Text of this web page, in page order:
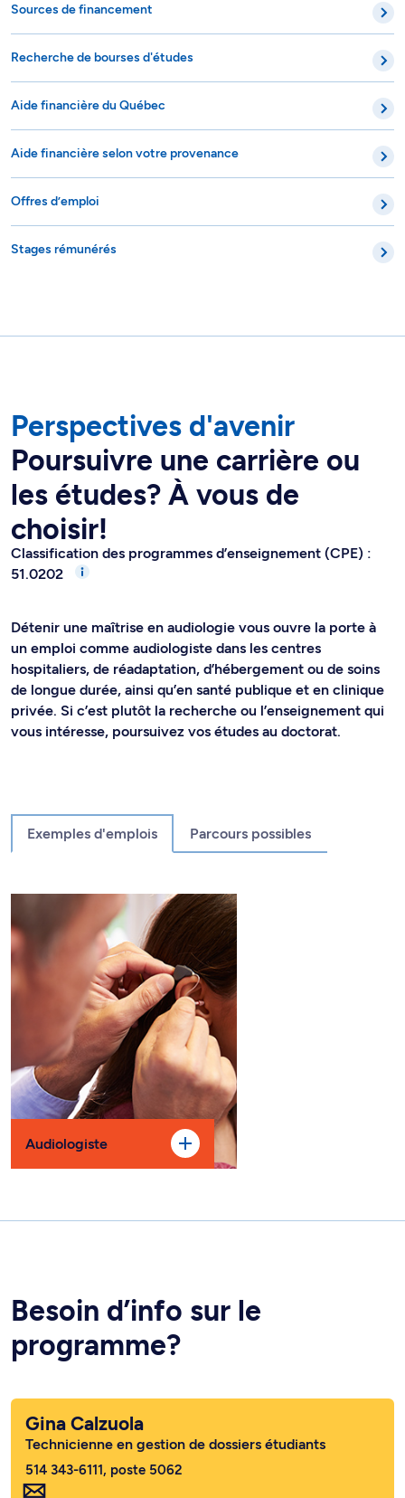
Sources de financement
Recherche de bourses d'études
Aide financière du Québec
Aide financière selon votre provenance
Offres d’emploi
Stages rémunérés
Perspectives d'avenir
Poursuivre une carrière ou
les études? À vous de
choisir!
Classification des programmes d’enseignement (CPE) :
51.0202
Détenir une maîtrise en audiologie vous ouvre la porte à
un emploi comme audiologiste dans les centres
hospitaliers, de réadaptation, d’hébergement ou de soins
de longue durée, ainsi qu’en santé publique et en clinique
privée. Si c’est plutôt la recherche ou l’enseignement qui
vous intéresse, poursuivez vos études au doctorat.
Exemples d'emplois Parcours possibles
Audiologiste
Besoin d’info sur le
programme?
Gina Calzuola
Technicienne en gestion de dossiers étudiants
514 343-6111, poste 5062